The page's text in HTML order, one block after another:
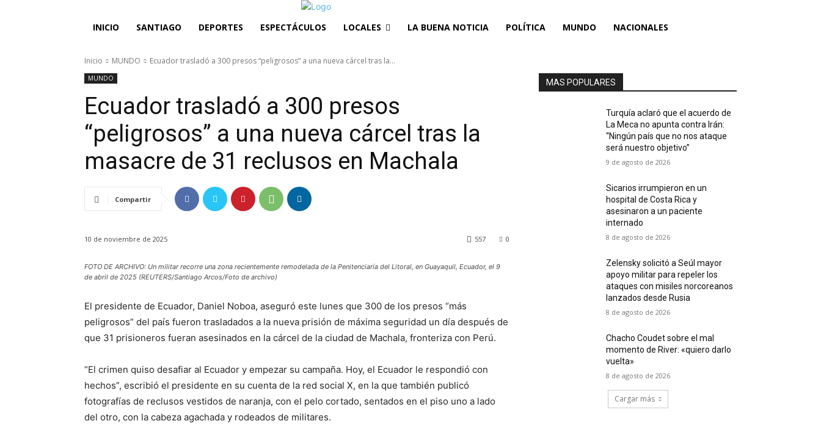
INICIO SANTIAGO DEPORTES ESPECTÁCULOS LOCALES LA BUENA NOTICIA POLÍTICA MUNDO NACIONALES
Inicio MUNDO Ecuador trasladó a 300 presos “peligrosos” a una nueva cárcel tras la...
MUNDO
Ecuador trasladó a 300 presos
“peligrosos” a una nueva cárcel tras la
masacre de 31 reclusos en Machala
Compartir
10 de noviembre de 2025 0
557
FOTO DE ARCHIVO: Un militar recorre una zona recientemente remodelada de la Penitenciaría del Litoral, en Guayaquil, Ecuador, el 9
de abril de 2025 (REUTERS/Santiago Arcos/Foto de archivo)
El presidente de Ecuador, Daniel Noboa, aseguró este lunes que 300 de los presos “más
peligrosos” del país fueron trasladados a la nueva prisión de máxima seguridad un día después de
que 31 prisioneros fueran asesinados en la cárcel de la ciudad de Machala, fronteriza con Perú.
“El crimen quiso desafiar al Ecuador y empezar su campaña. Hoy, el Ecuador le respondió con
hechos”, escribió el presidente en su cuenta de la red social X, en la que también publicó
fotografías de reclusos vestidos de naranja, con el pelo cortado, sentados en el piso uno a lado
del otro, con la cabeza agachada y rodeados de militares.
MAS POPULARES
Turquía aclaró que el acuerdo de
La Meca no apunta contra Irán:
“Ningún país que no nos ataque
será nuestro objetivo”
9 de agosto de 2026
Sicarios irrumpieron en un
hospital de Costa Rica y
asesinaron a un paciente
internado
8 de agosto de 2026
Zelensky solicitó a Seúl mayor
apoyo militar para repeler los
ataques con misiles norcoreanos
lanzados desde Rusia
8 de agosto de 2026
Chacho Coudet sobre el mal
momento de River: «quiero darlo
vuelta»
8 de agosto de 2026
Cargar más